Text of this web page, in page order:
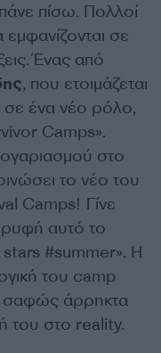
πίσω. Πολλοί
σε
Ένας από
, που ετοιμάζεται
σε ένα νέο ρόλο,
Camps».
στο
το νέο του
Camps! Γίνε
αυτό το
#summer». H
του camp
σαφώς άρρηκτα
του στο reality.